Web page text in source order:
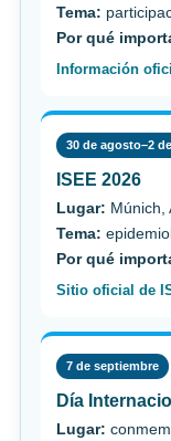
Tema:
Por qué
Información
30 de agosto–2
ISEE 2026
Lugar: Múnich,
Tema:
Por qué
Sitio oficial de
7 de septiembre
Día
Lugar: